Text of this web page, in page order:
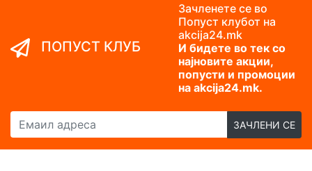
ПОПУСТ КЛУБ
Зачленете се во
Попуст клубот на
akcija24.mk
И бидете во тек со
најновите акции,
попусти и промоции
на akcija24.mk.
Емаил адреса
ЗАЧЛЕНИ СЕ